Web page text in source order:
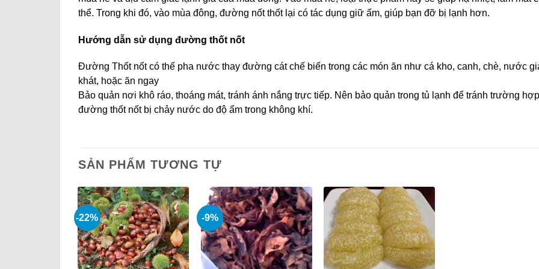
thể. Trong khi đó, vào mùa đông, đường nốt thốt lại có tác dụng giữ ấm, giúp bạn đỡ bị lạnh hơn.
Hướng dẫn sử dụng đường thốt nốt
Đường Thốt nốt có thế pha nước thay đường cát chế biến trong các món ăn như cá kho, canh, chè, nước
khát, hoặc ăn ngay
Bảo quản nơi khô ráo, thoáng mát, tránh ánh nắng trực tiếp. Nên bảo quản trong tủ lạnh để tránh trường hợp
đường thốt nốt bị chảy nước do độ ẩm trong không khí.
SẢN PHẨM TƯƠNG TỰ
-22% -9%